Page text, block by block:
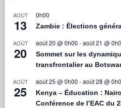
AOÛT
13
0h00
Zambie : Élections
AOÛT
20
août 20 @ 0h00 -août 21 @
Sommet sur les
transfrontalier au
AOÛT
25
août 25 @ 0h00 -août 28 @
Kenya – Éducation :
Conférence de l’EAC du